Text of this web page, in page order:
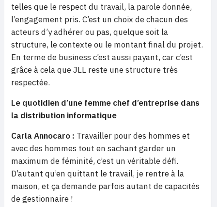
telles que le respect du travail, la parole donnée,
l’engagement pris. C’est un choix de chacun des
acteurs d’y adhérer ou pas, quelque soit la
structure, le contexte ou le montant final du projet.
En terme de business c’est aussi payant, car c’est
grâce à cela que JLL reste une structure très
respectée.
Le quotidien d’une femme chef d’entreprise dans
la distribution informatique
Carla Annocaro : Travailler pour des hommes et
avec des hommes tout en sachant garder un
maximum de féminité, c’est un véritable défi.
D’autant qu’en quittant le travail, je rentre à la
maison, et ça demande parfois autant de capacités
de gestionnaire !